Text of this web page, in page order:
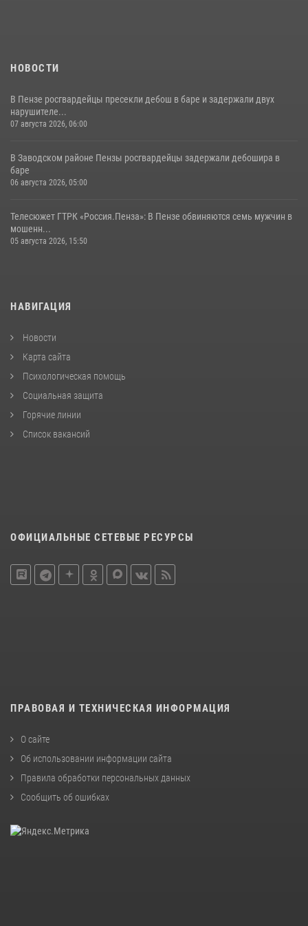
НОВОСТИ
В Пензе росгвардейцы пресекли дебош в баре и задержали двух
нарушителе...
07 августа 2026, 06:00
В Заводском районе Пензы росгвардейцы задержали дебошира в
баре
06 августа 2026, 05:00
Телесюжет ГТРК «Россия.Пенза»: В Пензе обвиняются семь мужчин в
мошенн...
05 августа 2026, 15:50
НАВИГАЦИЯ
Новости
Карта сайта
Психологическая помощь
Социальная защита
Горячие линии
Список вакансий
ОФИЦИАЛЬНЫЕ СЕТЕВЫЕ РЕСУРСЫ
ПРАВОВАЯ И ТЕХНИЧЕСКАЯ ИНФОРМАЦИЯ
О сайте
Об использовании информации сайта
Правила обработки персональных данных
Сообщить об ошибках